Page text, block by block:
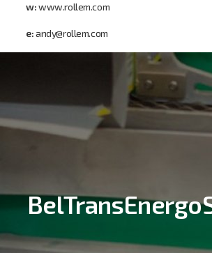
w:www.rollem.com
e:andy@rollem.com